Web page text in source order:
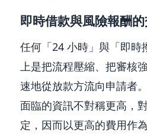
即時借款與風險報酬
任何「24 小時」與「即時
上是把流程壓縮、把審核
速地從放款方流向申請者
面臨的資訊不對稱更高，
定，因而以更高的費用作